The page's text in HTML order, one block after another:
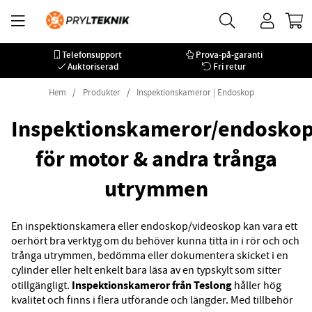
Telefonsupport
Prova-på-garanti
Auktoriserad
Fri retur
Hem Produkter Inspektionskameror | Endoskop
Inspektionskameror/
för motor & andra trånga
utrymmen
En inspektionskamera eller endoskop/videoskop kan vara ett
oerhört bra verktyg om du behöver kunna titta in i rör och och
trånga utrymmen, bedömma eller dokumentera skicket i en
cylinder eller helt enkelt bara läsa av en typskylt som sitter
otillgängligt. Inspektionskameror från Teslong håller hög
kvalitet och finns i flera utförande och längder. Med tillbehör